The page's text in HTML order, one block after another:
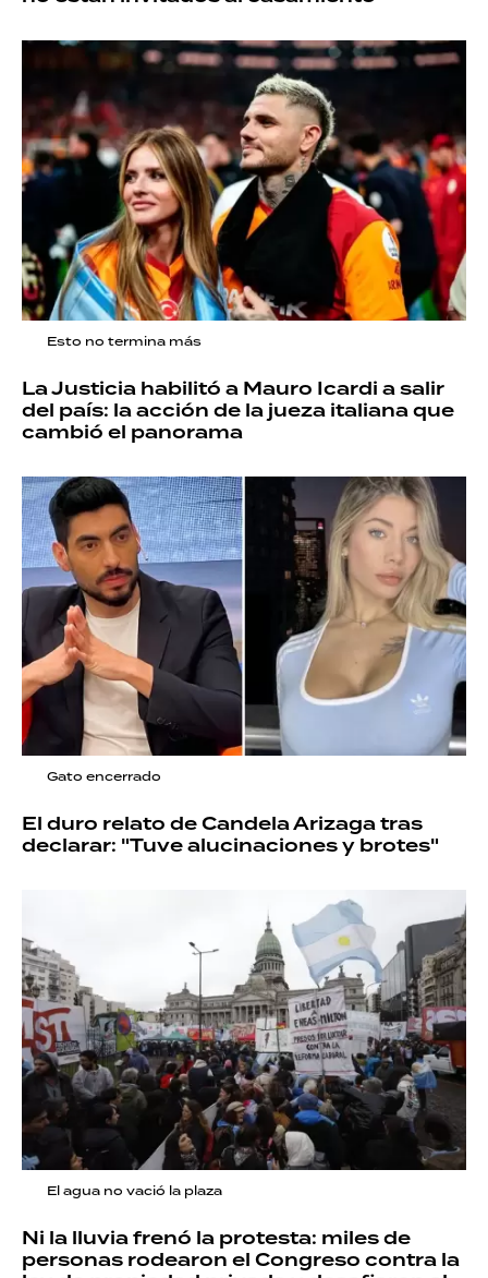
Esto no termina más
La Justicia habilitó a Mauro Icardi a salir
del país: la acción de la jueza italiana que
cambió el panorama
Gato encerrado
El duro relato de Candela Arizaga tras
declarar: "Tuve alucinaciones y brotes"
El agua no vació la plaza
Ni la lluvia frenó la protesta: miles de
personas rodearon el Congreso contra la